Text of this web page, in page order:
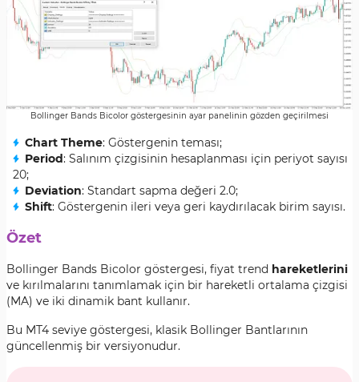
Bollinger Bands Bicolor göstergesinin ayar panelinin gözden geçirilmesi
Chart Theme: Göstergenin teması;
Period: Salınım çizgisinin hesaplanması için periyot sayısı
20;
Deviation: Standart sapma değeri 2.0;
Shift: Göstergenin ileri veya geri kaydırılacak birim sayısı.
Özet
Bollinger Bands Bicolor göstergesi, fiyat trend hareketlerini
ve kırılmalarını tanımlamak için bir hareketli ortalama çizgisi
(MA) ve iki dinamik bant kullanır.
Bu MT4 seviye göstergesi, klasik Bollinger Bantlarının
güncellenmiş bir versiyonudur.